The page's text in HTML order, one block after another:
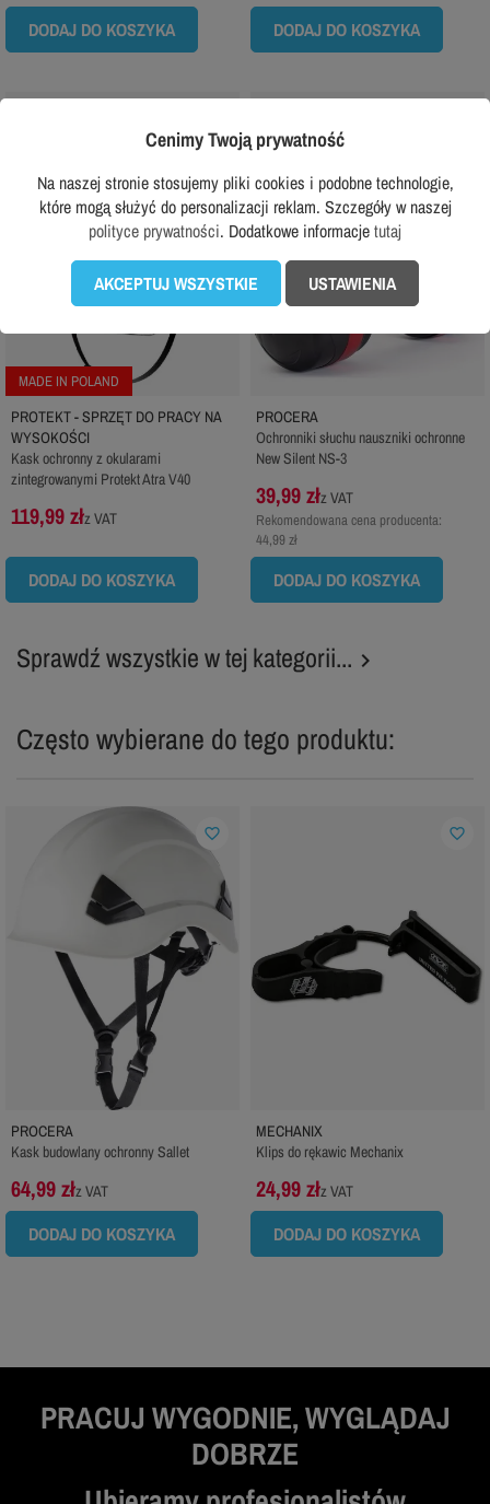
DODAJ DO KOSZYKA DODAJ DO KOSZYKA
MADE IN POLAND
PROTEKT - SPRZĘT DO PRACY NA
WYSOKOŚCI
Kask ochronny z okularami
zintegrowanymi Protekt Atra V40
119,99 złz VAT
DODAJ DO KOSZYKA
PROCERA
Ochronniki słuchu nauszniki ochronne
New Silent NS-3
39,99 złz VAT
Rekomendowana cena producenta:
44,99 zł
DODAJ DO KOSZYKA
Sprawdź wszystkie w tej kategorii... 
Często wybierane do tego produktu:
PROCERA
Kask budowlany ochronny Sallet
64,99 złz VAT
DODAJ DO KOSZYKA
favorite_border
MECHANIX
Klips do rękawic Mechanix
24,99 złz VAT
DODAJ DO KOSZYKA
favorite_border
PRACUJ WYGODNIE, WYGLĄDAJ
DOBRZE
Cenimy Twoją prywatność
Na naszej stronie stosujemy pliki cookies i podobne technologie,
które mogą służyć do personalizacji reklam. Szczegóły w naszej
polityce prywatności. Dodatkowe informacjetutaj
AKCEPTUJ WSZYSTKIE USTAWIENIA